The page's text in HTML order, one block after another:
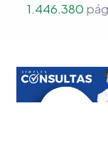
1.446.380